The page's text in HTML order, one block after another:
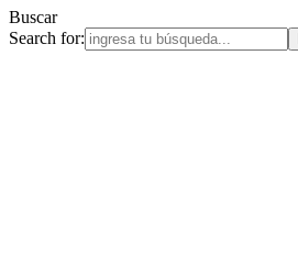
Buscar
Search for: